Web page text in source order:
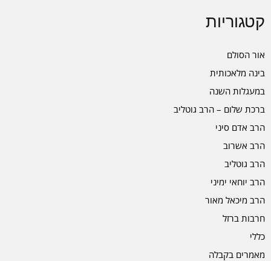
קטגוריות
אור הסולם
בינה מלאכותית
במעגלות השנה
ברכת שלום – הרב גוטליב
הרב אדם סיני
הרב אשרוב
הרב גוטליב
הרב יוחאי ימיני
הרב מיכאל מאור
חרבות ברזל
כללי
מאמרים בקבלה